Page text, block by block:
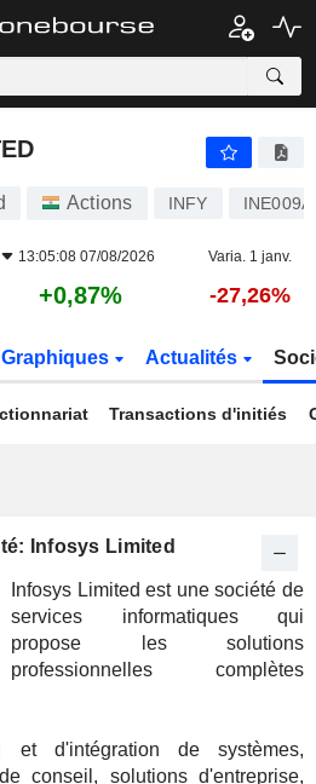
Actions INFY
13:05:08 07/08/2026 Varia. 1 janv.
+0,87% -27,26%
Graphiques Actualités
Transactions d'initiés
Infosys Limited
Infosys Limited est une société de
services informatiques qui
propose les solutions
professionnelles complètes
d'intégration de systèmes,
conseil, solutions d'entreprise,